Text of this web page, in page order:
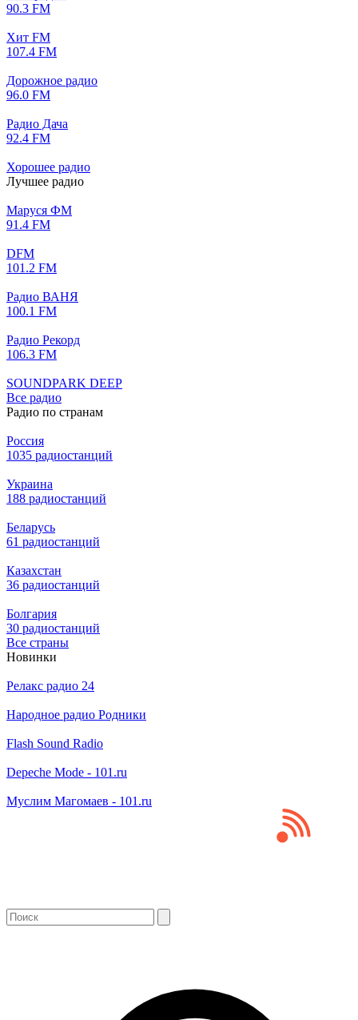
90.3 FM
Хит FM
107.4 FM
Дорожное радио
96.0 FM
Радио Дача
92.4 FM
Хорошее радио
Лучшее радио
Маруся ФМ
91.4 FM
DFM
101.2 FM
Радио ВАНЯ
100.1 FM
Радио Рекорд
106.3 FM
SOUNDPARK DEEP
Все радио
Радио по странам
Россия
1035 радиостанций
Украина
188 радиостанций
Беларусь
61 радиостанций
Казахстан
36 радиостанций
Болгария
30 радиостанций
Все страны
Новинки
Релакс радио 24
Народное радио Родники
Flash Sound Radio
Depeche Mode - 101.ru
Муслим Магомаев - 101.ru